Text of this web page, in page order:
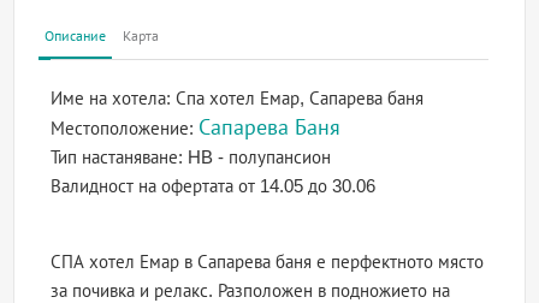
Описание Карта
Име на хотела:Спа хотел Емар, Сапарева баня
Местоположение: Сапарева Баня
Тип настаняване: HB - полупансион
Валидност на офертатаот 14.05 до 30.06
СПА хотел Емар в Сапарева баня е перфектното място
за почивка и релакс. Разположен в подножието на